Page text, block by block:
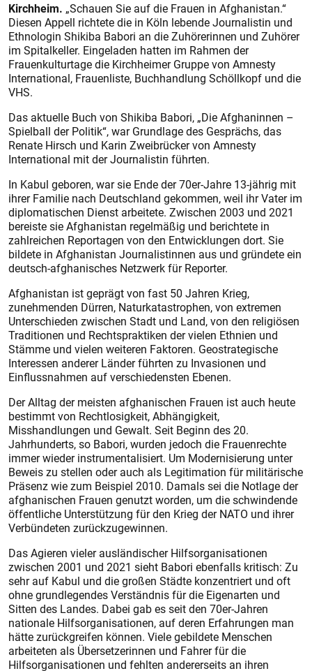
Kirchheim. „Schauen Sie auf die Frauen in Afghanistan.“
Diesen Appell richtete die in Köln lebende Journalistin und
Ethnologin Shikiba Babori an die Zuhörerinnen und Zuhörer
im Spitalkeller. Eingeladen hatten im Rahmen der
Frauenkulturtage die Kirchheimer Gruppe von Amnesty
International, Frauenliste, Buchhandlung Schöllkopf und die
VHS.
Das aktuelle Buch von Shikiba Babori, „Die Afghaninnen –
Spielball der Politik“, war Grundlage des Gesprächs, das
Renate Hirsch und Karin Zweibrücker von Amnesty
International mit der Journalistin führten.
In Kabul geboren, war sie Ende der 70er-Jahre 13-jährig mit
ihrer Familie nach Deutschland gekommen, weil ihr Vater im
diplomatischen Dienst arbeitete. Zwischen 2003 und 2021
bereiste sie Afghanistan regelmäßig und berichtete in
zahlreichen Reportagen von den Entwicklungen dort. Sie
bildete in Afghanistan Journalistinnen aus und gründete ein
deutsch-afghanisches Netzwerk für Reporter.
Afghanistan ist geprägt von fast 50 Jahren Krieg,
zunehmenden Dürren, Naturkatastrophen, von extremen
Unterschieden zwischen Stadt und Land, von den religiösen
Traditionen und Rechtspraktiken der vielen Ethnien und
Stämme und vielen weiteren Faktoren. Geostrategische
Interessen anderer Länder führten zu Invasionen und
Einflussnahmen auf verschiedensten Ebenen.
Der Alltag der meisten afghanischen Frauen ist auch heute
bestimmt von Rechtlosigkeit, Abhängigkeit,
Misshandlungen und Gewalt. Seit Beginn des 20.
Jahrhunderts, so Babori, wurden jedoch die Frauenrechte
immer wieder instrumentalisiert. Um Modernisierung unter
Beweis zu stellen oder auch als Legitimation für militärische
Präsenz wie zum Beispiel 2010. Damals sei die Notlage der
afghanischen Frauen genutzt worden, um die schwindende
öffentliche Unterstützung für den Krieg der NATO und ihrer
Verbündeten zurückzugewinnen.
Das Agieren vieler ausländischer Hilfsorganisationen
zwischen 2001 und 2021 sieht Babori ebenfalls kritisch: Zu
sehr auf Kabul und die großen Städte konzentriert und oft
ohne grundlegendes Verständnis für die Eigenarten und
Sitten des Landes. Dabei gab es seit den 70er-Jahren
nationale Hilfsorganisationen, auf deren Erfahrungen man
hätte zurückgreifen können. Viele gebildete Menschen
arbeiteten als Übersetzerinnen und Fahrer für die
Hilfsorganisationen und fehlten andererseits an ihren